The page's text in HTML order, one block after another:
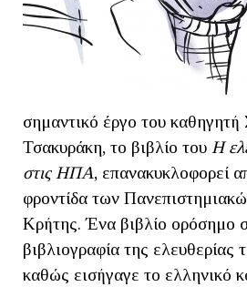
σημαντικό έργο του καθηγητή
Τσακυράκη, το βιβλίο του Η
στις ΗΠΑ, επανακυκλοφορεί
φροντίδα των
Κρήτης. Ένα βιβλίο ορόσημο
βιβλιογραφία της ελευθερίας
καθώς εισήγαγε το ελληνικό